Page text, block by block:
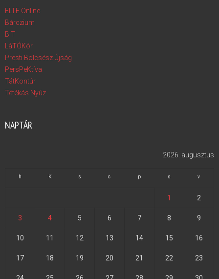
ELTE Online
Bárczium
BIT
LáTÓKör
Presti Bölcsész Újság
PersPeKtíva
TátKontúr
Tétékás Nyúz
NAPTÁR
2026. augusztus
h K s c p s v
1 2
3 4 5 6 7 8 9
10 11 12 13 14 15 16
17 18 19 20 21 22 23